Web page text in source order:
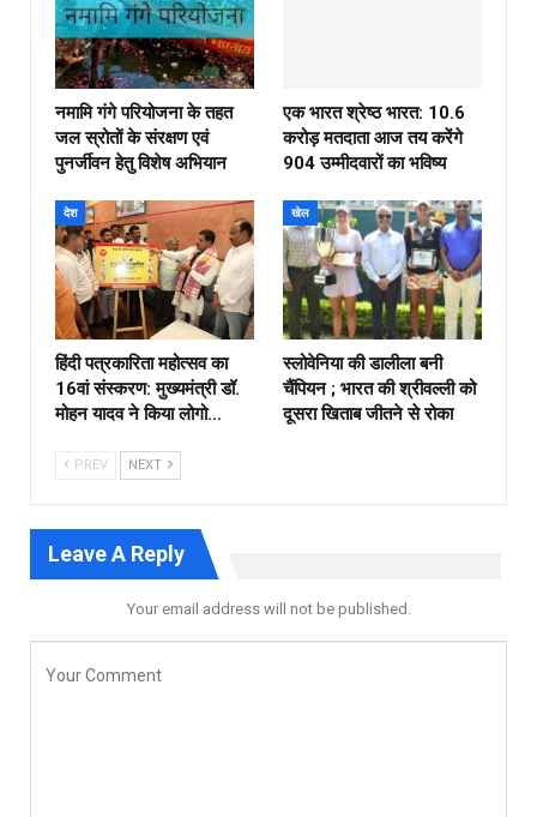
नमामि गंगे परियोजना के तहत
जल स्रोतों के संरक्षण एवं
पुनर्जीवन हेतु विशेष अभियान
एक भारत श्रेष्ठ भारत: 10.6
करोड़ मतदाता आज तय करेंगे
904 उम्मीदवारों का भविष्य
देश
हिंदी पत्रकारिता महोत्सव का
16वां संस्करण: मुख्यमंत्री डॉ.
मोहन यादव ने किया लोगो…
खेल
स्लोवेनिया की डालीला बनी
चैंपियन ; भारत की श्रीवल्ली को
दूसरा खिताब जीतने से रोका
PREV NEXT
Leave A Reply
Your email address will not be published.